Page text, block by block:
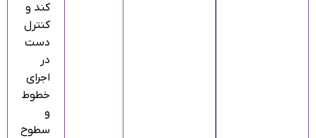
کند و
کنترل
دست
در
اجرای
خطوط
و
سطوح